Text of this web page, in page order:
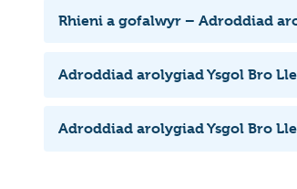
Rhieni a gofalwyr – Adroddiad
Adroddiad arolygiad Ysgol Bro
Adroddiad arolygiad Ysgol Bro